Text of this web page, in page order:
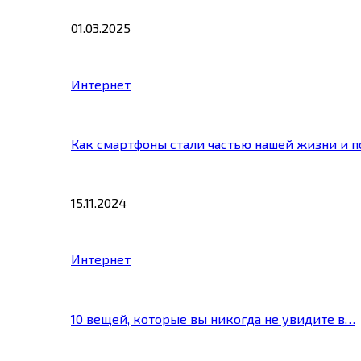
01.03.2025
Интернет
Как смартфоны стали частью нашей жизни и
15.11.2024
Интернет
10 вещей, которые вы никогда не увидите в…